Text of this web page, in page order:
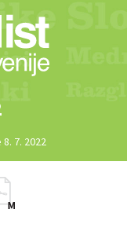
7. 2022